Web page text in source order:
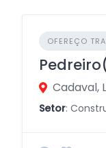
OFEREÇO
Cadaval,
Setor: